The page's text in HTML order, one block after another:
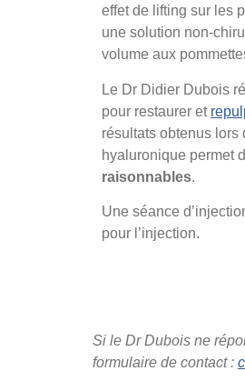
effet de lifting sur les
une solution non-
volume aux
Le Dr Didier Dubois
pour restaurer et
résultats obtenus lors
hyaluronique permet
raisonnables.
Une séance
pour l’injection.
Si le Dr Dubois ne
formulaire de contact :